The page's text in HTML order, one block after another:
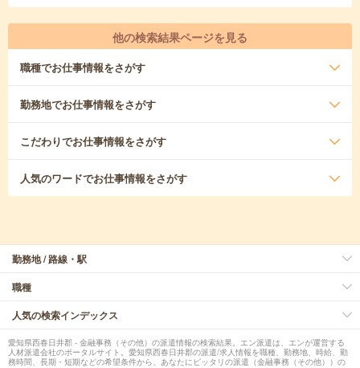
他の検索結果ページを見る
職種でお仕事情報をさがす
勤務地でお仕事情報をさがす
こだわりでお仕事情報をさがす
人気のワードでお仕事情報をさがす
勤務地 / 路線・駅
職種
人気の検索インデックス
愛知県西春日井郡 - 金融事務（その他）の派遣情報の検索結果。エン派遣は、エンが運営する
人材派遣会社のポータルサイト。愛知県西春日井郡の派遣/求人情報を職種、勤務地、時給、勤
務時間、長期・短期などの希望条件から、あなたにピッタリの派遣（金融事務（その他））の